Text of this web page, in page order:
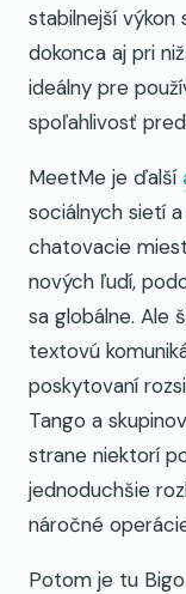
stabilnejší výkon
dokonca aj pri
ideálny pre
spoľahlivosť
MeetMe je ďalší
sociálnych sietí
chatovacie
nových ľudí,
sa globálne. Ale
textovú
poskytovaní
Tango a
strane niektorí
jednoduchšie
náročné
Potom je tu